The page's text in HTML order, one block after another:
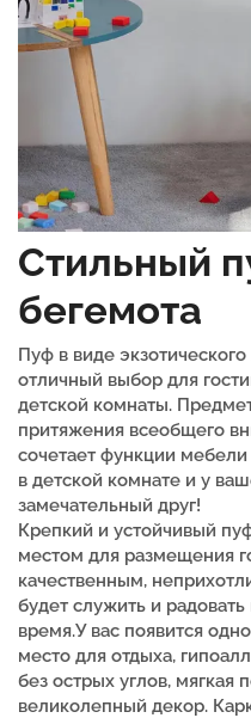
Стильный
бегемота
Пуф в виде
отличный выбор для
детской комнаты.
притяжения всеобщего
сочетает функции мебели
в детской комнате и у
замечательный друг!
Крепкий и устойчивый
местом для размещения
качественным,
будет служить и
время.У вас появится
место для отдыха,
без острых углов, мягкая
великолепный декор.